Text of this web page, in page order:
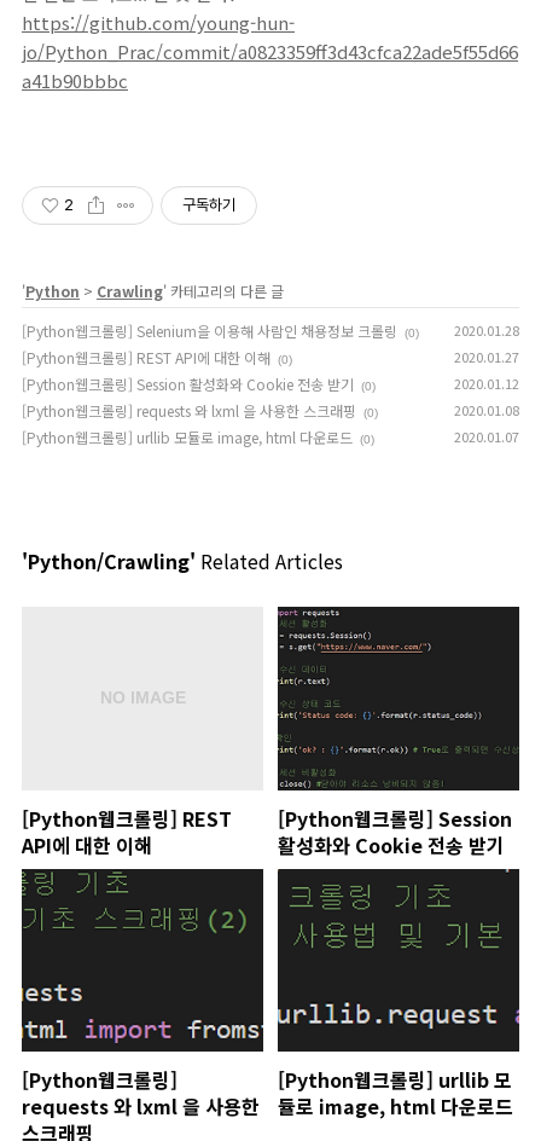
https://github.com/young-hun-
jo/Python_Prac/commit/a0823359ff3d43cfca22ade5f55d66
a41b90bbbc
2 구독하기
'Python > Crawling' 카테고리의 다른 글
[Python웹크롤링] Selenium을 이용해 사람인 채용정보 크롤링
(0) 2020.01.28
[Python웹크롤링] REST API에 대한 이해 (0) 2020.01.27
[Python웹크롤링] Session 활성화와 Cookie 전송 받기 (0) 2020.01.12
[Python웹크롤링] requests 와 lxml 을 사용한 스크래핑 (0) 2020.01.08
[Python웹크롤링] urllib 모듈로 image, html 다운로드 (0) 2020.01.07
'Python/Crawling' Related Articles
[Python웹크롤링] REST
API에 대한 이해
[Python웹크롤링] Session
활성화와 Cookie 전송 받기
[Python웹크롤링]
requests 와 lxml 을 사용한
스크래핑
[Python웹크롤링] urllib 모
듈로 image, html 다운로드